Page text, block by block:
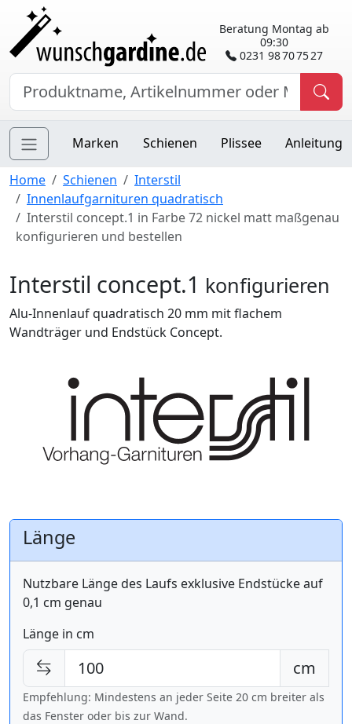
Beratung Montag ab
09:30
0231 98 70 75 27
Marken Schienen Plissee Anleitung
Home Schienen
Interstil
Innenlaufgarnituren quadratisch
Interstil concept.1 in Farbe 72 nickel matt maßgenau
konfigurieren und bestellen
Interstil concept.1 konfigurieren
Alu-Innenlauf quadratisch 20 mm mit flachem
Wandträger und Endstück Concept.
Länge
Nutzbare Länge des Laufs exklusive Endstücke auf
0,1 cm genau
Länge in cm
cm
Empfehlung: Mindestens an jeder Seite 20 cm breiter als
das Fenster oder bis zur Wand.